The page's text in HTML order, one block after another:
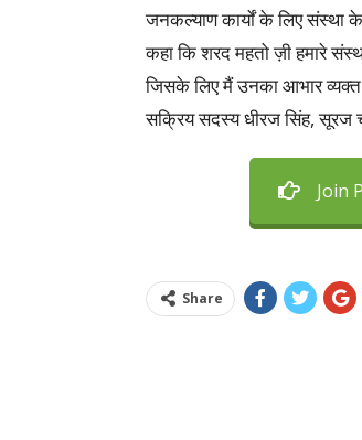
जनकल्याण कार्यों के लिए संस्था
कहा कि शरद महतो ज़ी हमारे
जिसके लिए मैं उनका आभार व्यक्त
सक्रिय सदस्य धीरज सिंह, सूरज
Join
Share